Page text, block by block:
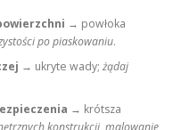
→ powłoka
po piaskowaniu.
→ ukryte wady; żądaj
→ krótsza
konstrukcji, malowanie